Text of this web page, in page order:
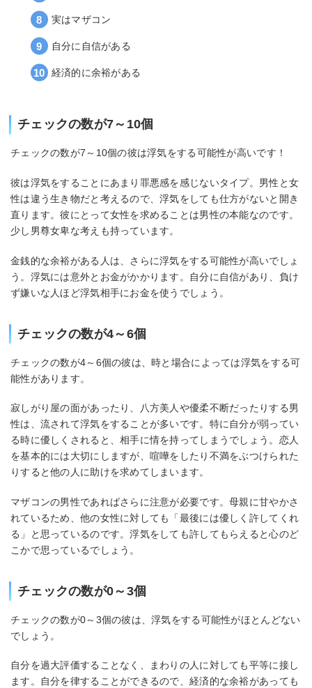
実はマザコン
自分に自信がある
経済的に余裕がある
チェックの数が7～10個
チェックの数が7～10個の彼は浮気をする可能性が高いです！
彼は浮気をすることにあまり罪悪感を感じないタイプ。男性と女
性は違う生き物だと考えるので、浮気をしても仕方がないと開き
直ります。彼にとって女性を求めることは男性の本能なのです。
少し男尊女卑な考えも持っています。
金銭的な余裕がある人は、さらに浮気をする可能性が高いでしょ
う。浮気には意外とお金がかかります。自分に自信があり、負け
ず嫌いな人ほど浮気相手にお金を使うでしょう。
チェックの数が4～6個
チェックの数が4～6個の彼は、時と場合によっては浮気をする可
能性があります。
寂しがり屋の面があったり、八方美人や優柔不断だったりする男
性は、流されて浮気をすることが多いです。特に自分が弱ってい
る時に優しくされると、相手に情を持ってしまうでしょう。恋人
を基本的には大切にしますが、喧嘩をしたり不満をぶつけられた
りすると他の人に助けを求めてしまいます。
マザコンの男性であればさらに注意が必要です。母親に甘やかさ
れているため、他の女性に対しても「最後には優しく許してくれ
る」と思っているのです。浮気をしても許してもらえると心のど
こかで思っているでしょう。
チェックの数が0～3個
チェックの数が0～3個の彼は、浮気をする可能性がほとんどない
でしょう。
自分を過大評価することなく、まわりの人に対しても平等に接し
ます。自分を律することができるので、経済的な余裕があっても